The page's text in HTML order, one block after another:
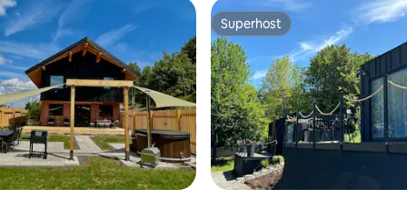
Superhost
Superhost